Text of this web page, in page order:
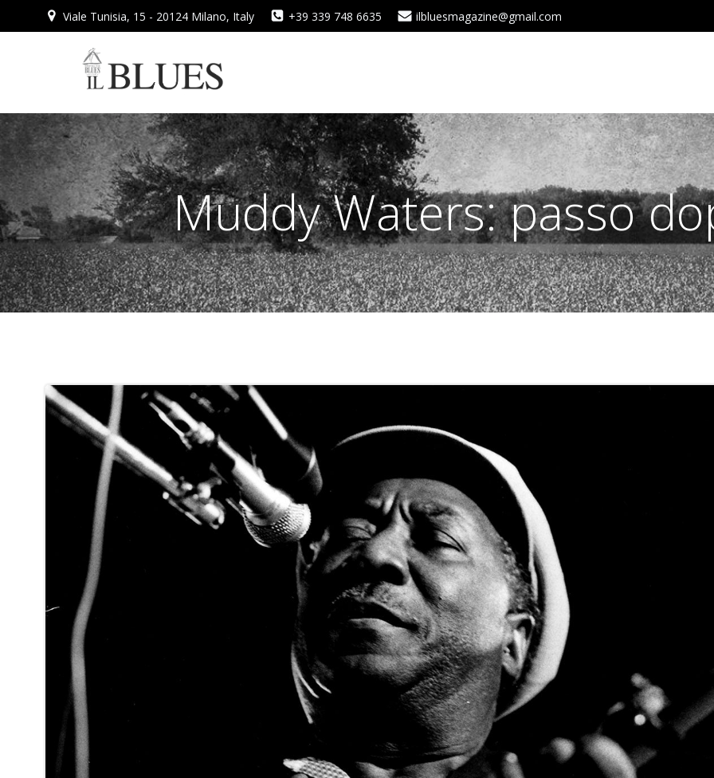
al
Viale Tunisia, 15 - 20124 Milano, Italy +39 339 748 6635 ilbluesmagazine@gmail.com
Muddy Waters: passo